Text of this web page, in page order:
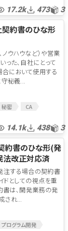
占販売権
17.2k 473 3
契約書のひな形
ウハウなど）や営業
った、自社にとって
において使用する
守秘義...
秘密
CA
競合避止
片務型CA
14.1k 438 3
約書のひな形(発
改正対応済
注する場合の契約書
ドとしての視点を重
書は、開発業務の発
され...
プログラム開発